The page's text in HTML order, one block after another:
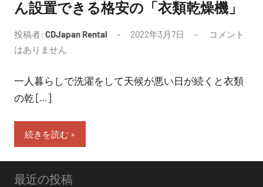
ん設置できる格安の「衣類乾燥機」
投稿者: CDJapan Rental 2022年3月7日
コメント
はありません
一人暮らしで洗濯をして天候が悪い日が続くと衣類
の乾 […]
続きを読む
最近の投稿